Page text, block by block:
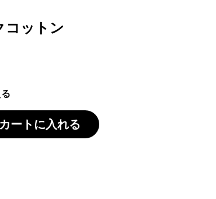
コットン
カートに入れる